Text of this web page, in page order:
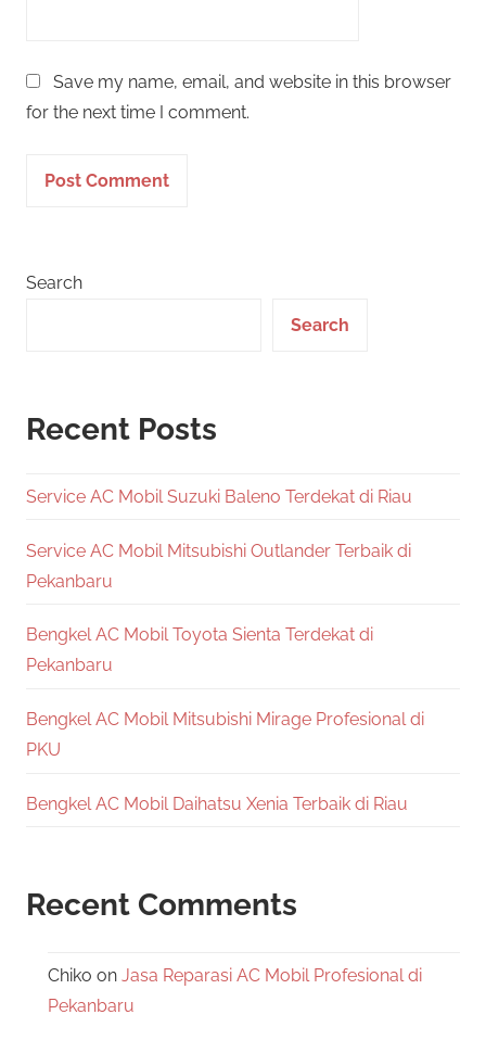
Save my name, email, and website in this browser
for the next time I comment.
Search
Search
Recent Posts
Service AC Mobil Suzuki Baleno Terdekat di Riau
Service AC Mobil Mitsubishi Outlander Terbaik di
Pekanbaru
Bengkel AC Mobil Toyota Sienta Terdekat di
Pekanbaru
Bengkel AC Mobil Mitsubishi Mirage Profesional di
PKU
Bengkel AC Mobil Daihatsu Xenia Terbaik di Riau
Recent Comments
Chiko on Jasa Reparasi AC Mobil Profesional di
Pekanbaru